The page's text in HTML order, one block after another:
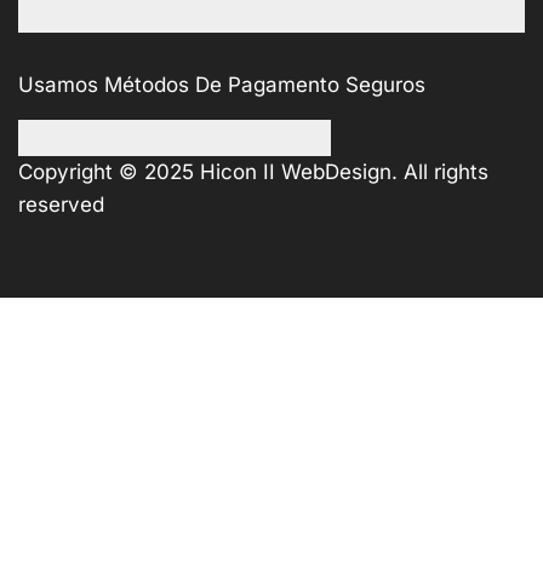
Usamos Métodos De Pagamento Seguros
Copyright © 2025 Hicon II WebDesign. All rights
reserved